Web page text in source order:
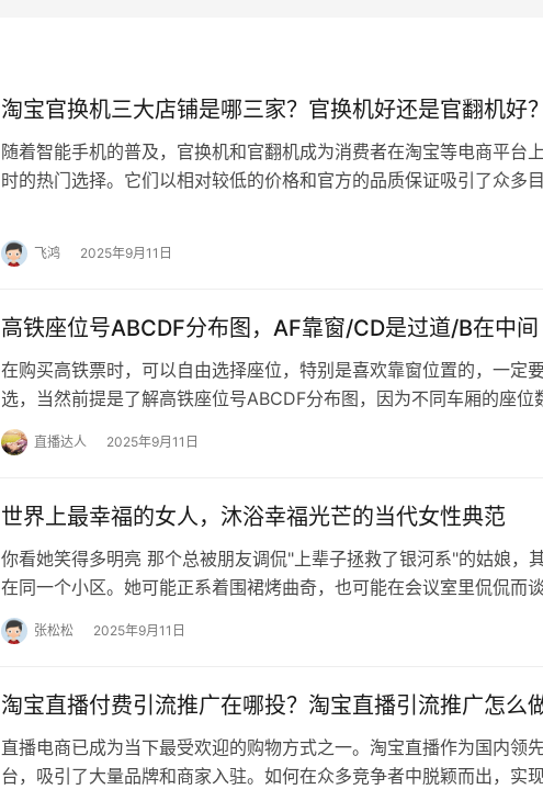
淘宝官换机三大店铺是哪三家？官换机好还是官翻机好？
随着智能手机的普及，官换机和官翻机成为消费者在淘宝等电商平台
时的热门选择。它们以相对较低的价格和官方的品质保证吸引了众多
飞鸿 2025年9月11日
高铁座位号ABCDF分布图，AF靠窗/CD是过道/B在中间
在购买高铁票时，可以自由选择座位，特别是喜欢靠窗位置的，一定
选，当然前提是了解高铁座位号ABCDF分布图，因为不同车厢的座位
所以所用字母也会不同，但不管哪种座位布…
直播达人 2025年9月11日
世界上最幸福的女人，沐浴幸福光芒的当代女性典范
你看她笑得多明亮 那个总被朋友调侃"上辈子拯救了银河系"的姑娘，
在同一个小区。她可能正系着围裙烤曲奇，也可能在会议室里侃侃而
遇见她的人都会忍不住感叹："这才是活…
张松松 2025年9月11日
淘宝直播付费引流推广在哪投？淘宝直播引流推广怎么
直播电商已成为当下最受欢迎的购物方式之一。淘宝直播作为国内领
台，吸引了大量品牌和商家入驻。如何在众多竞争者中脱颖而出，实